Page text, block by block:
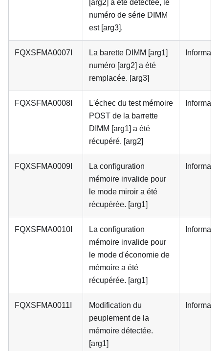
[arg2] a été détectée, le
numéro de série DIMM
est [arg3].
FQXSFMA0007I
La barette DIMM [arg1]
numéro [arg2] a été
remplacée. [arg3]
FQXSFMA0008I
L'échec du test mémoire
POST de la barrette
DIMM [arg1] a été
récupéré. [arg2]
FQXSFMA0009I
La configuration
mémoire invalide pour
le mode miroir a été
récupérée. [arg1]
FQXSFMA0010I
La configuration
mémoire invalide pour
le mode d'économie de
mémoire a été
récupérée. [arg1]
FQXSFMA0011I
Modification du
peuplement de la
mémoire détectée.
[arg1]